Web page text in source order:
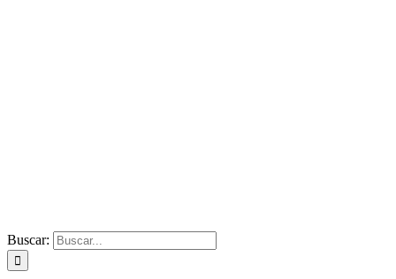
Buscar: